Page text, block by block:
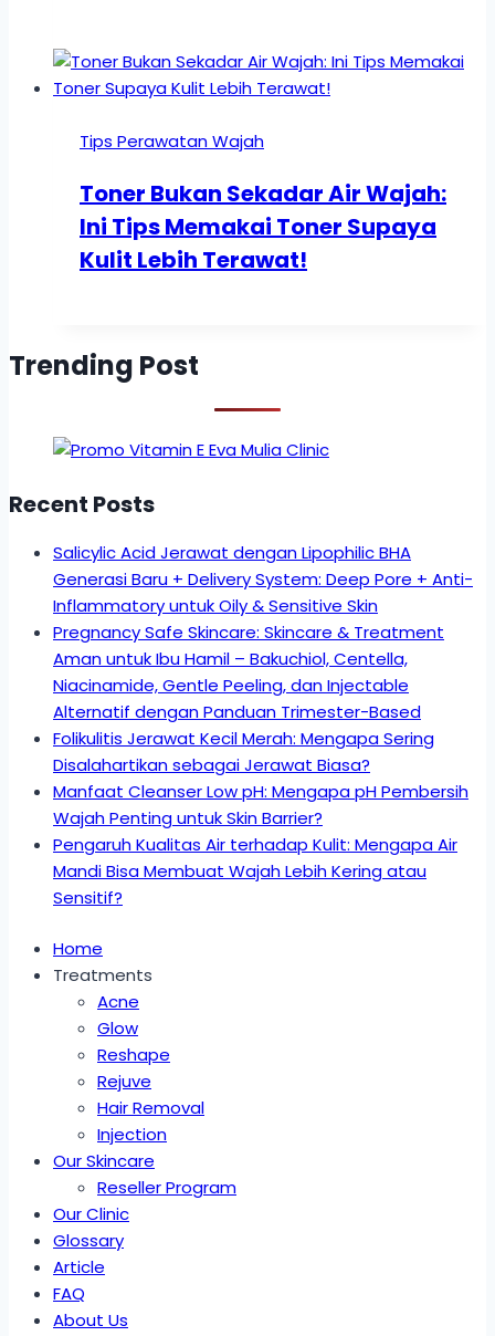
Tips Perawatan Wajah
Toner Bukan Sekadar Air Wajah:
Ini Tips Memakai Toner Supaya
Kulit Lebih Terawat!
Trending Post
Recent Posts
Salicylic Acid Jerawat dengan Lipophilic BHA
Generasi Baru + Delivery System: Deep Pore + Anti-
Inflammatory untuk Oily & Sensitive Skin
Pregnancy Safe Skincare: Skincare & Treatment
Aman untuk Ibu Hamil – Bakuchiol, Centella,
Niacinamide, Gentle Peeling, dan Injectable
Alternatif dengan Panduan Trimester-Based
Folikulitis Jerawat Kecil Merah: Mengapa Sering
Disalahartikan sebagai Jerawat Biasa?
Manfaat Cleanser Low pH: Mengapa pH Pembersih
Wajah Penting untuk Skin Barrier?
Pengaruh Kualitas Air terhadap Kulit: Mengapa Air
Mandi Bisa Membuat Wajah Lebih Kering atau
Sensitif?
Home
Treatments
Acne
Glow
Reshape
Rejuve
Hair Removal
Injection
Our Skincare
Reseller Program
Our Clinic
Glossary
Article
FAQ
About Us